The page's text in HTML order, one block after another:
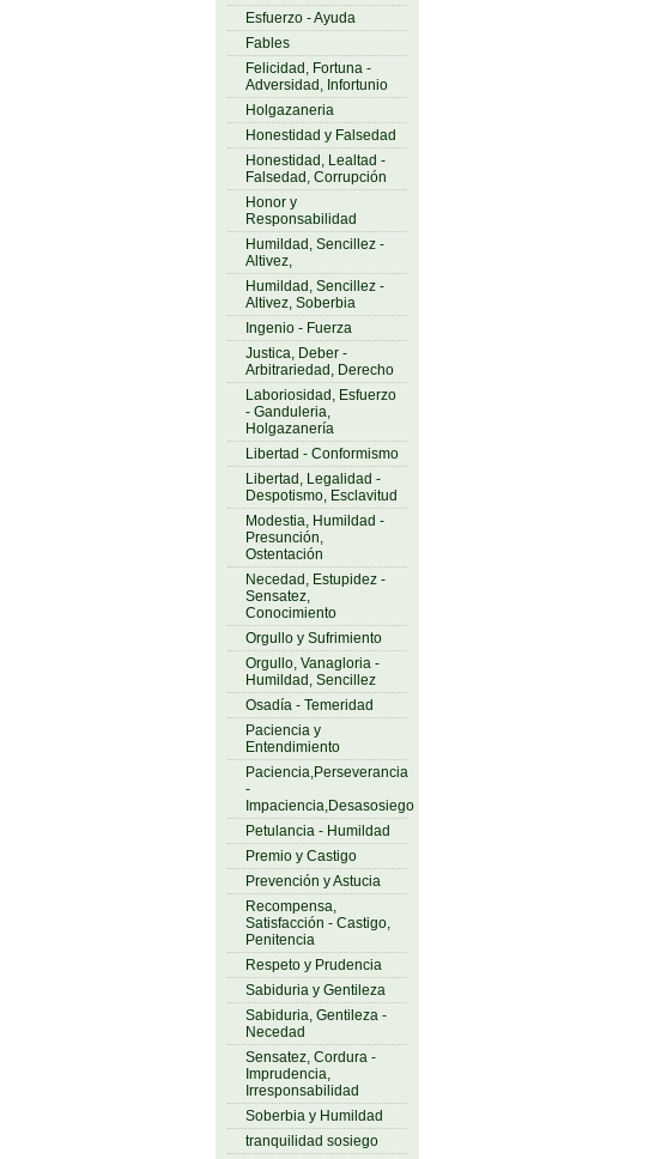
Esfuerzo - Ayuda
Fables
Felicidad, Fortuna -
Adversidad, Infortunio
Holgazaneria
Honestidad y Falsedad
Honestidad, Lealtad -
Falsedad, Corrupción
Honor y
Responsabilidad
Humildad, Sencillez -
Altivez,
Humildad, Sencillez -
Altivez, Soberbia
Ingenio - Fuerza
Justica, Deber -
Arbitrariedad, Derecho
Laboriosidad, Esfuerzo
- Ganduleria,
Holgazanería
Libertad - Conformismo
Libertad, Legalidad -
Despotismo, Esclavitud
Modestia, Humildad -
Presunción,
Ostentación
Necedad, Estupidez -
Sensatez,
Conocimiento
Orgullo y Sufrimiento
Orgullo, Vanagloria -
Humildad, Sencillez
Osadía - Temeridad
Paciencia y
Entendimiento
Paciencia,Perseverancia
-
Impaciencia,Desasosiego
Petulancia - Humildad
Premio y Castigo
Prevención y Astucia
Recompensa,
Satisfacción - Castigo,
Penitencia
Respeto y Prudencia
Sabiduria y Gentileza
Sabiduria, Gentileza -
Necedad
Sensatez, Cordura -
Imprudencia,
Irresponsabilidad
Soberbia y Humildad
tranquilidad sosiego